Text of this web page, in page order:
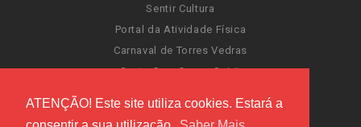
ATENÇÃO! Este site utiliza cookies. Estará a
Sentir Cultura
Portal da Atividade Física
Carnaval de Torres Vedras
Santa Cruz Ocean Spirit